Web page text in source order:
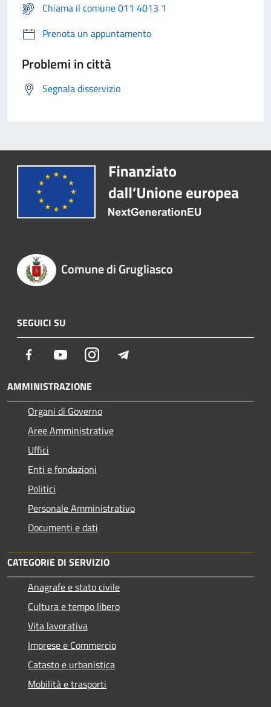
Chiama il comune 011 4013 1
Prenota un appuntamento
Problemi in città
Segnala disservizio
Comune di Grugliasco
SEGUICI SU
Facebook YoutubeInstagram
AMMINISTRAZIONE
Organi di Governo
Aree Amministrative
Uffici
Enti e fondazioni
Politici
Personale Amministrativo
Documenti e dati
CATEGORIE DI SERVIZIO
Anagrafe e stato civile
Cultura e tempo libero
Vita lavorativa
Imprese e Commercio
Catasto e urbanistica
Mobilità e trasporti